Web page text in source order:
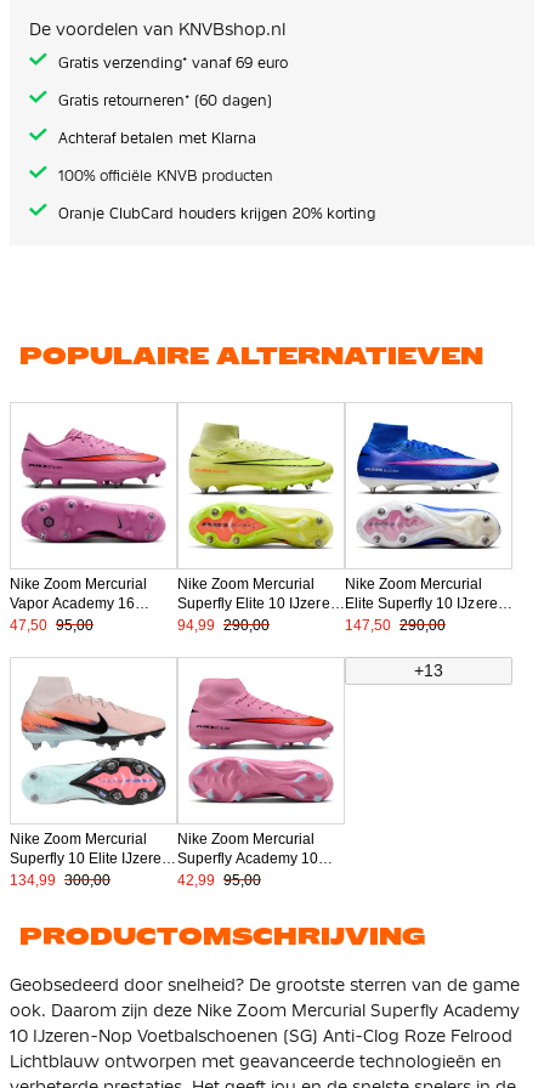
De voordelen van KNVBshop.nl
Gratis verzending* vanaf 69 euro
Gratis retourneren* (60 dagen)
Achteraf betalen met Klarna
100% officiële KNVB producten
Oranje ClubCard houders krijgen 20% korting
POPULAIRE ALTERNATIEVEN
Nike Zoom Mercurial
Vapor Academy 16
IJzeren-Nop
Anti-Clog Roze Felrood
Lichtblauw
47,50 95,00
Nike Zoom Mercurial
Superfly Elite 10 IJzeren-
Nop Voetbalschoenen
Oranje
94,99 290,00
Nike Zoom Mercurial
Elite Superfly 10 IJzeren-
Nop Voetbalschoenen
Wit Felroze
147,50 290,00
Nike Zoom Mercurial
Superfly 10 Elite IJzeren-
Nop Voetbalschoenen
134,99 300,00
Nike Zoom Mercurial
Superfly Academy 10
Gras / Kunstgras
42,99 95,00
+13
PRODUCTOMSCHRIJVING
Geobsedeerd door snelheid? De grootste sterren van de game
ook. Daarom zijn deze Nike Zoom Mercurial Superfly Academy
10 IJzeren-Nop Voetbalschoenen (SG) Anti-Clog Roze Felrood
Lichtblauw ontworpen met geavanceerde technologieën en